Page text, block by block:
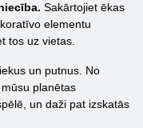
Sakārtojiet ēkas
elementu
tos uz vietas.
un putnus. No
planētas
un daži pat izskatās